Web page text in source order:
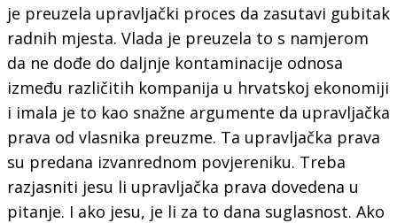
je preuzela upravljački proces da zasutavi gubitak
radnih mjesta. Vlada je preuzela to s namjerom
da ne dođe do daljnje kontaminacije odnosa
između različitih kompanija u hrvatskoj ekonomiji
i imala je to kao snažne argumente da upravljačka
prava od vlasnika preuzme. Ta upravljačka prava
su predana izvanrednom povjereniku. Treba
razjasniti jesu li upravljačka prava dovedena u
pitanje. I ako jesu, je li za to dana suglasnost. Ako